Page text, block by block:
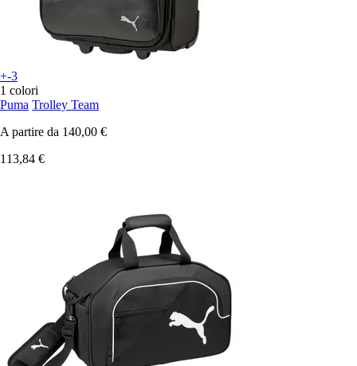
+-3
1 colori
Puma Trolley Team
A partire da 140,00 €
113,84 €